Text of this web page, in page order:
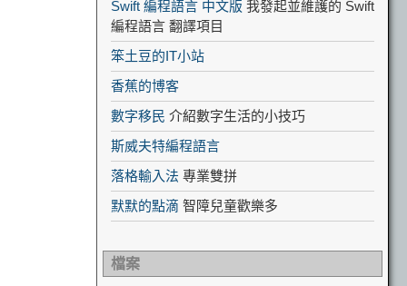
Swift 編程語言 中文版 我發起並維護的 Swift
編程語言 翻譯項目
笨土豆的IT小站
香蕉的博客
數字移民 介紹數字生活的小技巧
斯威夫特編程語言
落格輸入法 專業雙拼
默默的點滴 智障兒童歡樂多
檔案